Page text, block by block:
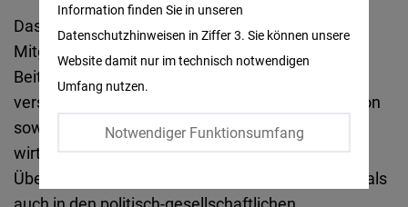
:
Das Teilprojekt umfasst mit Bulgarien einen
Mitgliedstaat und mit Nordmazedonien einen
Beitrittskandidaten der Europäische Union. Trotz
verschiedener Stufen der europäischen Integration
sowie unterschiedlicher gesellschaftlicher und
wirtschaftlicher Entwicklung, lassen sich sowohl
Überscheidungen im Bereich Sprache und Kultur als
Information finden Sie in unseren
Datenschutzhinweisen in Ziffer 3. Sie können unsere
Website damit nur im technisch notwendigen
Umfang nutzen.
Notwendiger Funktionsumfang
Twitter
Embed
Instagram
Embed